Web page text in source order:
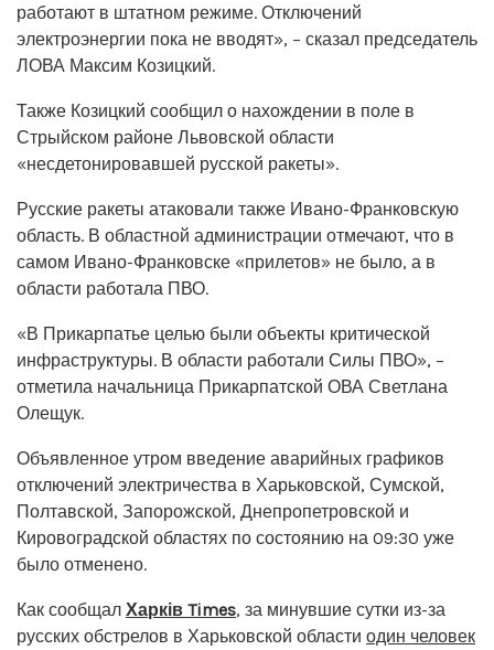
работают в штатном режиме. Отключений
электроэнергии пока не вводят», – сказал председатель
ЛОВА Максим Козицкий.
Также Козицкий сообщил о нахождении в поле в
Стрыйском районе Львовской области
«несдетонировавшей русской ракеты».
Русские ракеты атаковали также Ивано-Франковскую
область. В областной администрации отмечают, что в
самом Ивано-Франковске «прилетов» не было, а в
области работала ПВО.
«В Прикарпатье целью были объекты критической
инфраструктуры. В области работали Силы ПВО», –
отметила начальница Прикарпатской ОВА Светлана
Олещук.
Объявленное утром введение аварийных графиков
отключений электричества в Харьковской, Сумской,
Полтавской, Запорожской, Днепропетровской и
Кировоградской областях по состоянию на 09:30 уже
было отменено.
Как сообщал Харків Times, за минувшие сутки из-за
русских обстрелов в Харьковской области один человек